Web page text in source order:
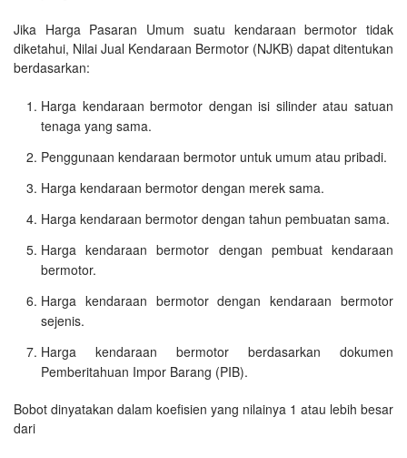
Jika Harga Pasaran Umum suatu kendaraan bermotor tidak
diketahui, Nilai Jual Kendaraan Bermotor (NJKB) dapat ditentukan
berdasarkan:
Harga kendaraan bermotor dengan isi silinder atau satuan
tenaga yang sama.
Penggunaan kendaraan bermotor untuk umum atau pribadi.
Harga kendaraan bermotor dengan merek sama.
Harga kendaraan bermotor dengan tahun pembuatan sama.
Harga kendaraan bermotor dengan pembuat kendaraan
bermotor.
Harga kendaraan bermotor dengan kendaraan bermotor
sejenis.
Harga kendaraan bermotor berdasarkan dokumen
Pemberitahuan Impor Barang (PIB).
Bobot dinyatakan dalam koefisien yang nilainya 1 atau lebih besar
dari